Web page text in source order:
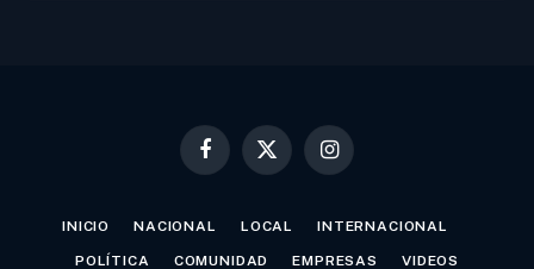
Facebook
X
Instagram
INICIO NACIONAL LOCAL INTERNACIONAL
POLÍTICA COMUNIDAD EMPRESAS VIDEOS